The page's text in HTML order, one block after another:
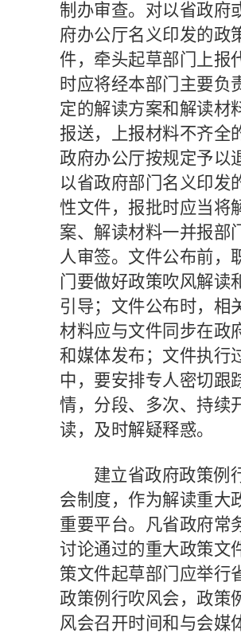
制办审查。对以省政府
府办公厅名义印发的政
件，牵头起草部门上报
时应将经本部门主要负
定的解读方案和解读材
报送，上报材料不齐全
政府办公厅按规定予以
以省政府部门名义印发
性文件，报批时应当将
案、解读材料一并报部
人审签。文件公布前，
门要做好政策吹风解读
引导；文件公布时，相
材料应与文件同步在政
和媒体发布；文件执行
中，要安排专人密切跟
情，分段、多次、持续
读，及时解疑释惑。
建立省政府政策例
会制度，作为解读重大
重要平台。凡省政府常
讨论通过的重大政策文
策文件起草部门应举行
政策例行吹风会，政策
风会召开时间和与会媒